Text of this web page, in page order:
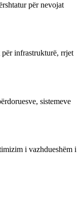
për nevojat
infrastrukturë, rrjet
sistemeve
i vazhdueshëm i